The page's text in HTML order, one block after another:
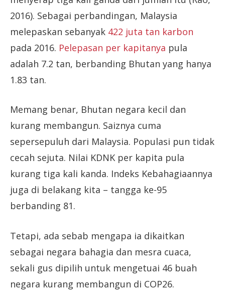
2016). Sebagai perbandingan, Malaysia
melepaskan sebanyak 422 juta tan karbon
pada 2016. Pelepasan per kapitanya pula
adalah 7.2 tan, berbanding Bhutan yang hanya
1.83 tan.
Memang benar, Bhutan negara kecil dan
kurang membangun. Saiznya cuma
sepersepuluh dari Malaysia. Populasi pun tidak
cecah sejuta. Nilai KDNK per kapita pula
kurang tiga kali kanda. Indeks Kebahagiaannya
juga di belakang kita – tangga ke-95
berbanding 81.
Tetapi, ada sebab mengapa ia dikaitkan
sebagai negara bahagia dan mesra cuaca,
sekali gus dipilih untuk mengetuai 46 buah
negara kurang membangun di COP26.